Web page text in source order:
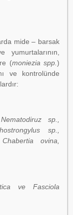
mide – barsak
(moniezia spp.)
ve kontrolünde
sp.,
sp.,
ovina,
ve Fasciola